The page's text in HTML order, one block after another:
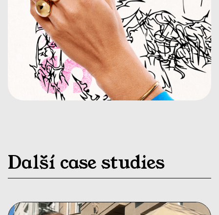
Další case studies